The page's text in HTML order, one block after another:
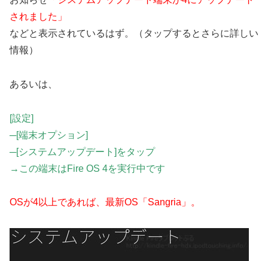
されました」
などと表示されているはず。（タップするとさらに詳しい
情報）
あるいは、
[設定]
─[端末オプション]
─[システムアップデート]をタップ
→この端末はFire OS 4を実行中です
OSが4以上であれば、最新OS「Sangria」。